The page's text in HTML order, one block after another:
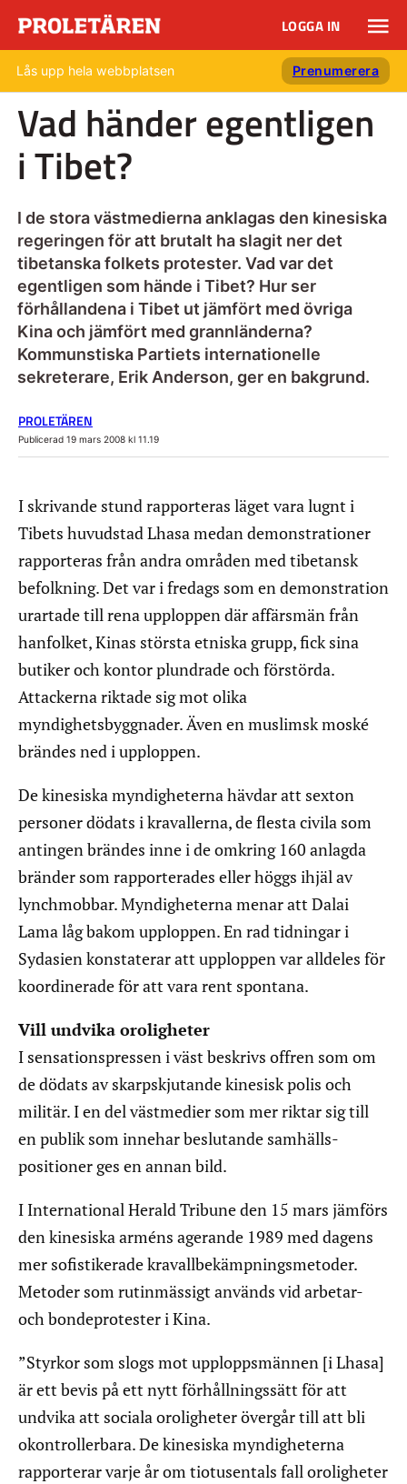
LOGGA IN
Lås upp hela webbplatsen Prenumerera
Vad händer egentligen
i Tibet?
I de stora västmedierna anklagas den kinesiska
regeringen för att brutalt ha slagit ner det
tibetanska folkets protester. Vad var det
egentligen som hände i Tibet? Hur ser
förhållandena i Tibet ut jämfört med övriga
Kina och jämfört med grannländerna?
Kommunstiska Partiets internationelle
sekreterare, Erik Anderson, ger en bakgrund.
PROLETÄREN
Publicerad 19 mars 2008 kl 11.19
I skrivande stund rapporteras läget vara lugnt i
Tibets huvudstad Lhasa medan demonstrationer
rapporteras från andra områden med tibetansk
befolkning. Det var i fredags som en demonstration
urartade till rena upploppen där affärsmän från
hanfolket, Kinas största etniska grupp, fick sina
butiker och kontor plundrade och förstörda.
Attackerna riktade sig mot olika
myndighetsbyggnader. Även en muslimsk moské
brändes ned i upploppen.
De kinesiska myndigheterna hävdar att sexton
personer dödats i kravallerna, de flesta civila som
antingen brändes inne i de omkring 160 anlagda
bränder som rapporterades eller höggs ihjäl av
lynchmobbar. Myndigheterna menar att Dalai
Lama låg bakom upploppen. En rad tidningar i
Sydasien konstaterar att upploppen var alldeles för
koordinerade för att vara rent spontana.
Vill undvika oroligheter
I sensationspressen i väst beskrivs offren som om
de dödats av skarpskjutande kinesisk polis och
militär. I en del västmedier som mer riktar sig till
en publik som innehar beslutande samhälls-
positioner ges en annan bild.
I International Herald Tribune den 15 mars jämförs
den kinesiska arméns agerande 1989 med dagens
mer sofistikerade kravallbekämpningsmetoder.
Metoder som rutinmässigt används vid arbetar-
och bondeprotester i Kina.
”Styrkor som slogs mot upploppsmännen [i Lhasa]
är ett bevis på ett nytt förhållningssätt för att
undvika att sociala oroligheter övergår till att bli
okontrollerbara. De kinesiska myndigheterna
rapporterar varje år om tiotusentals fall oroligheter